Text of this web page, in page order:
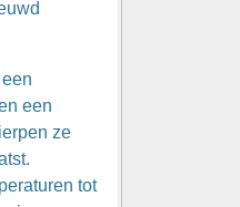
een
ze
tot